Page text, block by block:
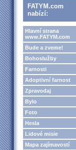
FATYM.com
nabízí:
Hlavní strana
www.FATYM.com
Bude a zveme!
Bohoslužby
Farnosti
Adoptivní farnost
Zpravodaj
Bylo
Foto
Hesla
Lidové misie
Mapa zajímavostí